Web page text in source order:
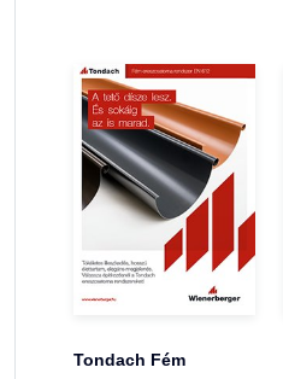
Tondach Fém